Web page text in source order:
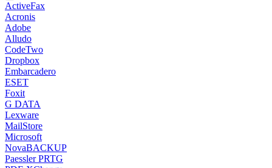
ActiveFax
Acronis
Adobe
Alludo
CodeTwo
Dropbox
Embarcadero
ESET
Foxit
G DATA
Lexware
MailStore
Microsoft
NovaBACKUP
Paessler PRTG